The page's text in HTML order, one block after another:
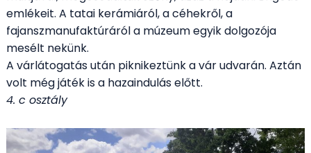
emlékeit. A tatai kerámiáról, a céhekről, a
fajanszmanufaktúráról a múzeum egyik dolgozója
mesélt nekünk.
A várlátogatás után piknikeztünk a vár udvarán. Aztán
volt még játék is a hazaindulás előtt.
4. c osztály